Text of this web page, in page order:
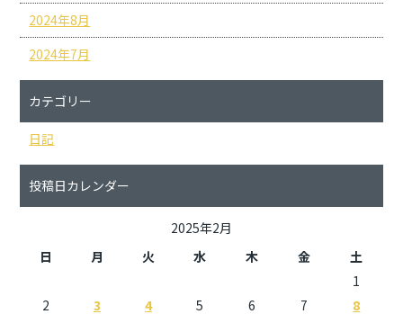
2024年8月
2024年7月
カテゴリー
日記
投稿日カレンダー
2025年2月
日
月 火 水 木 金
土
1
2
3 4 5 6 7 8